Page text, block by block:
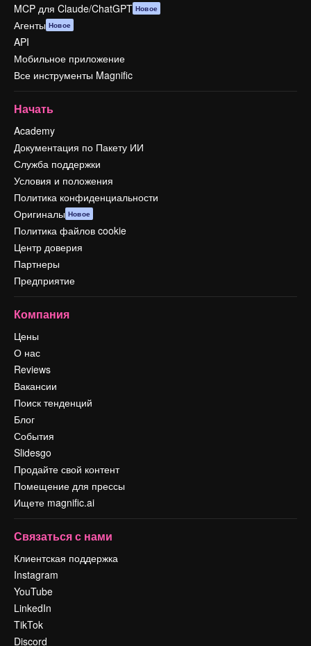
MCP для Claude/ChatGPT Новое
Агенты Новое
API
Мобильное приложение
Все инструменты Magnific
Начать
Academy
Документация по Пакету ИИ
Служба поддержки
Условия и положения
Политика конфиденциальности
Оригиналы Новое
Политика файлов cookie
Центр доверия
Партнеры
Предприятие
Компания
Цены
О нас
Reviews
Вакансии
Поиск тенденций
Блог
События
Slidesgo
Продайте свой контент
Помещение для прессы
Ищете magnific.ai
Связаться с нами
Клиентская поддержка
Instagram
YouTube
LinkedIn
TikTok
Discord